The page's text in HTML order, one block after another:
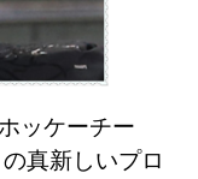
ッケーチー
真新しいプロ